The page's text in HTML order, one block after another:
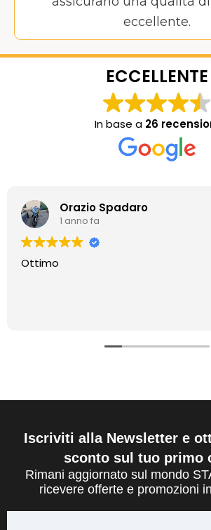
eccellente.
ECCELLENTE
In base a 26
Orazio Spadaro
1 anno fa
Ottimo
Iscriviti alla Newsletter e
sconto sul tuo primo
Rimani aggiornato sul mondo
ricevere offerte e promozioni